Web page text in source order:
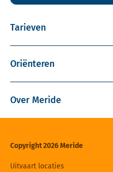
Tarieven
Oriënteren
Over Meride
Copyright 2026 Meride
Uitvaart locaties